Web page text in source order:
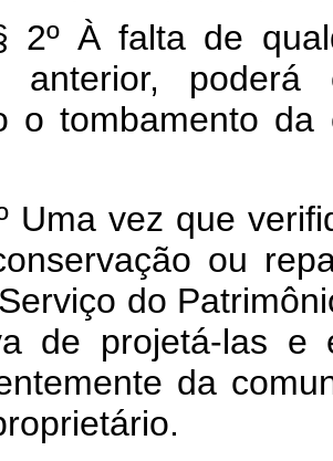
2º À falta de
anterior,
o
Uma vez que
ou
do
de projetá-las e
da